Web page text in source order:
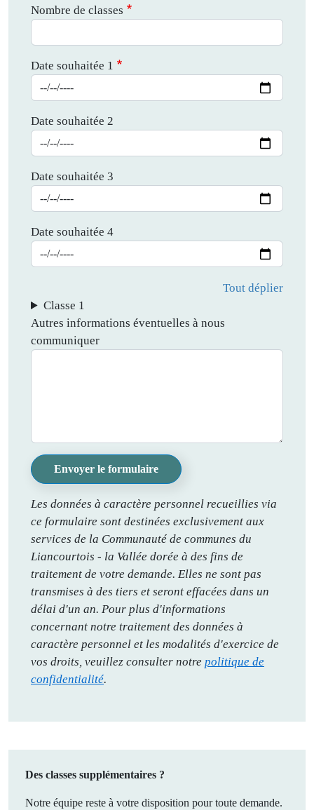
Nombre de classes
Date souhaitée 1
Date souhaitée 2
Date souhaitée 3
Date souhaitée 4
Tout déplier
Classe 1
Autres informations éventuelles à nous
communiquer
Envoyer le formulaire
Les données à caractère personnel recueillies via
ce formulaire sont destinées exclusivement aux
services de la Communauté de communes du
Liancourtois - la Vallée dorée à des fins de
traitement de votre demande. Elles ne sont pas
transmises à des tiers et seront effacées dans un
délai d'un an. Pour plus d'informations
concernant notre traitement des données à
caractère personnel et les modalités d'exercice de
vos droits, veuillez consulter notre politique de
confidentialité.
Des classes supplémentaires ?
Notre équipe reste à votre disposition pour toute demande.